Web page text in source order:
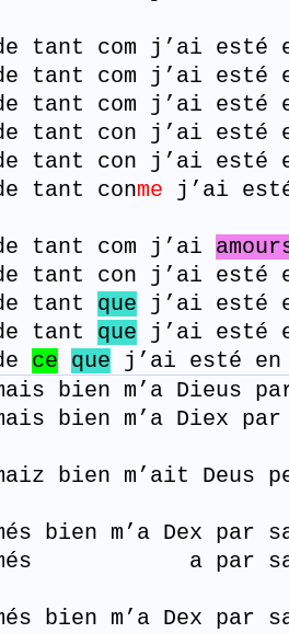
tant com j’ai
tant com j’ai
tant com j’ai esté
tant con j’ai esté
tant con j’ai
tant conme j’ai
tant com j’ai
tant con j’ai
tant que j’ai esté
tant que j’ai esté
ce que j’ai esté
bien m’a Dieus
bien m’a Diex
bien m’ait Deus
bien m’a Dex par
més a par
bien m’a Dex par